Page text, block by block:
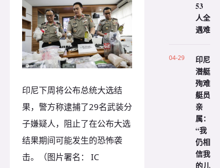
印尼下周将公布总统大选结
果，警方称逮捕了29名武装分
子嫌疑人，阻止了在公布大选
结果期间可能发生的恐怖袭
击。（图片署名： IC
53
人全
遇难
04-29
印尼
潜艇
殉难
艇员
亲
属：
“我
仍相
信我
的儿